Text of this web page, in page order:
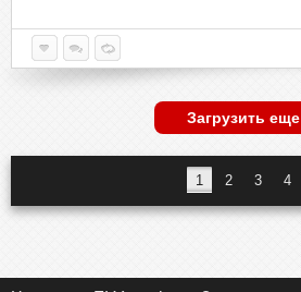
Загрузить еще
1 2 3 4